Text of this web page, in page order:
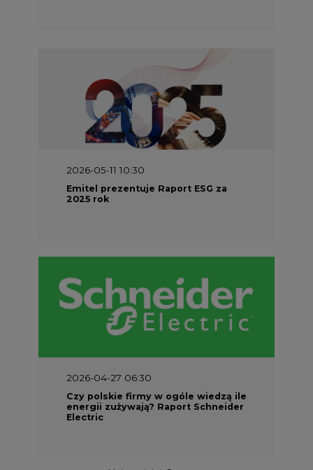
2026-05-11 10:30
Emitel prezentuje Raport ESG za
2025 rok
2026-04-27 06:30
Czy polskie firmy w ogóle wiedzą ile
energii zużywają? Raport Schneider
Electric